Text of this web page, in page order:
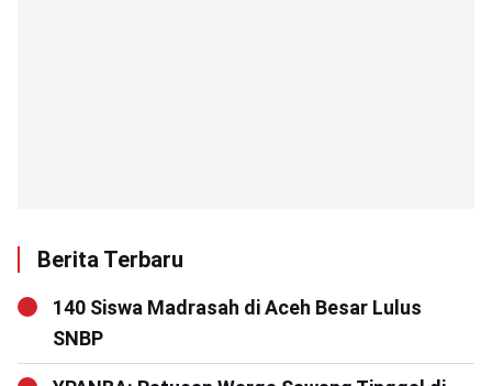
Berita Terbaru
140 Siswa Madrasah di Aceh Besar Lulus
SNBP